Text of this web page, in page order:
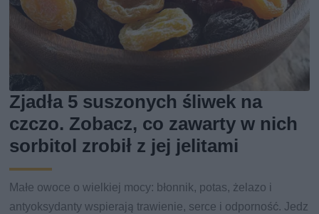
Zjadła 5 suszonych śliwek na
czczo. Zobacz, co zawarty w nich
sorbitol zrobił z jej jelitami
Małe owoce o wielkiej mocy: błonnik, potas, żelazo i
antyoksydanty wspierają trawienie, serce i odporność. Jedz